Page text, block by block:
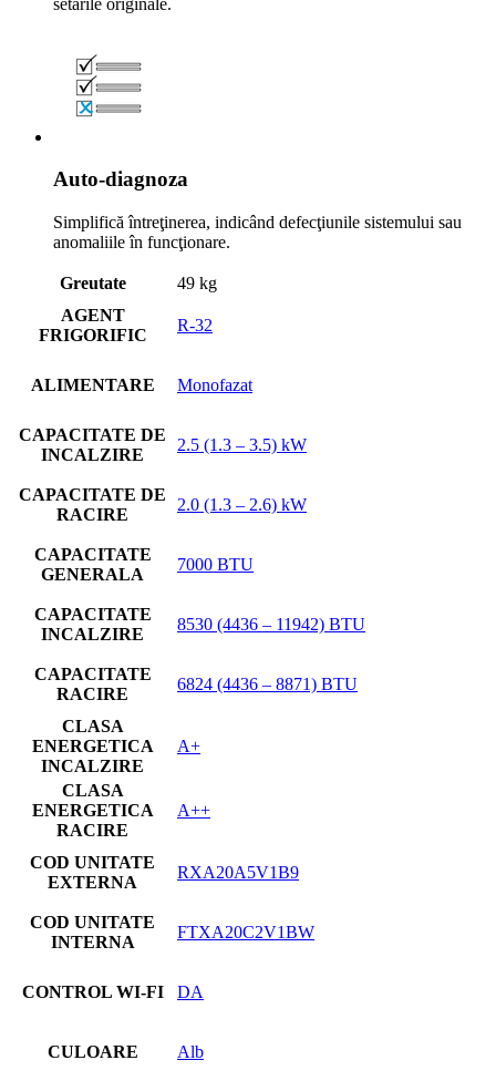
Auto-diagnoza
Simplifică întreţinerea, indicând defecţiunile sistemului sau
anomaliile în funcţionare.
Greutate
49 kg
AGENT
FRIGORIFIC
R-32
ALIMENTARE Monofazat
CAPACITATE DE
INCALZIRE
2.5 (1.3 – 3.5) kW
CAPACITATE DE
RACIRE
2.0 (1.3 – 2.6) kW
CAPACITATE
GENERALA
7000 BTU
CAPACITATE
INCALZIRE
8530 (4436 – 11942) BTU
CAPACITATE
RACIRE
6824 (4436 – 8871) BTU
CLASA
ENERGETICA
INCALZIRE
A+
CLASA
ENERGETICA
RACIRE
A++
COD UNITATE
EXTERNA
RXA20A5V1B9
COD UNITATE
INTERNA
FTXA20C2V1BW
CONTROL WI-FI DA
CULOARE Alb